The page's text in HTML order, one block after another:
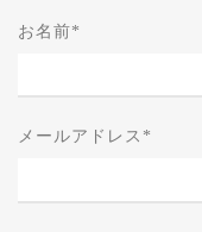
お名前*
メールアドレス *